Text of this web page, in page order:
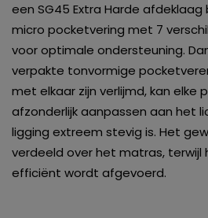
een SG45 Extra Harde
micro pocketvering met 7
voor optimale ondersteuning.
verpakte tonvormige
met elkaar zijn verlijmd, kan elke
afzonderlijk aanpassen aan het
ligging extreem stevig is. Het
verdeeld over het matras,
efficiënt wordt afgevoerd.